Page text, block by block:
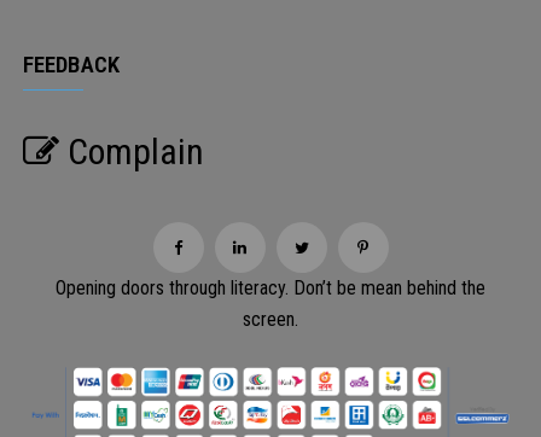
FEEDBACK
Complain
Opening doors through literacy. Don’t be mean behind the
screen.